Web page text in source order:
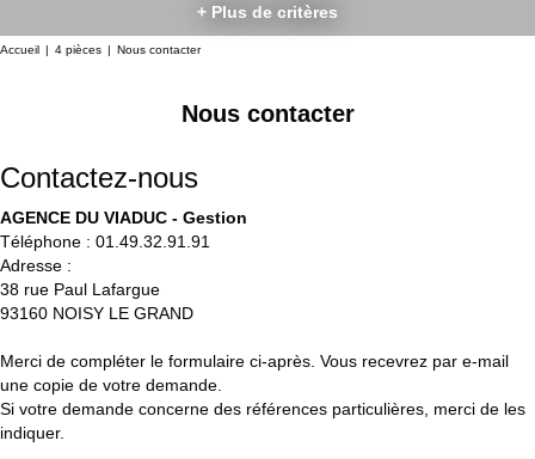
+ Plus de critères
Accueil 4 pièces Nous contacter
Nous contacter
Contactez-nous
AGENCE DU VIADUC - Gestion
Téléphone : 01.49.32.91.91
Adresse :
38 rue Paul Lafargue
93160 NOISY LE GRAND
Merci de compléter le formulaire ci-après. Vous recevrez par e-mail
une copie de votre demande.
Si votre demande concerne des références particulières, merci de les
indiquer.